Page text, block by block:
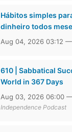
Hábitos simples
dinheiro todos
Aug 04, 2026 03:12
610 | Sabbatical
World in 367 Days
Aug 03, 2026 06:00
Independence Podcast